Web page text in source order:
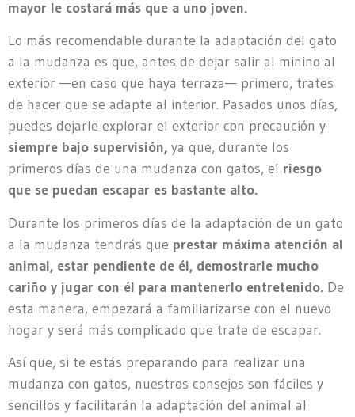
mayor le costará más que a uno joven.
Lo más recomendable durante la adaptación del gato
a la mudanza es que, antes de dejar salir al minino al
exterior —en caso que haya terraza— primero, trates
de hacer que se adapte al interior. Pasados unos días,
puedes dejarle explorar el exterior con precaución y
siempre bajo supervisión, ya que, durante los
primeros días de una mudanza con gatos, el riesgo
que se puedan escapar es bastante alto.
Durante los primeros días de la adaptación de un gato
a la mudanza tendrás que prestar máxima atención al
animal, estar pendiente de él, demostrarle mucho
cariño y jugar con él para mantenerlo entretenido. De
esta manera, empezará a familiarizarse con el nuevo
hogar y será más complicado que trate de escapar.
Así que, si te estás preparando para realizar una
mudanza con gatos, nuestros consejos son fáciles y
sencillos y facilitarán la adaptación del animal al